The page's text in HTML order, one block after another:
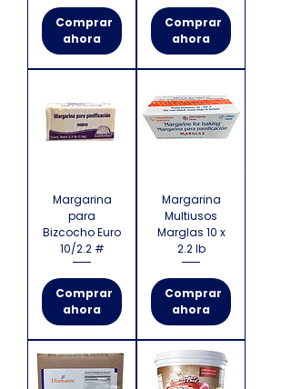
Comprar
ahora
Comprar
ahora
Margarina
para
Bizcocho Euro
10/2.2 #
Comprar
ahora
Margarina
Multiusos
Marglas 10 x
2.2 lb
Comprar
ahora